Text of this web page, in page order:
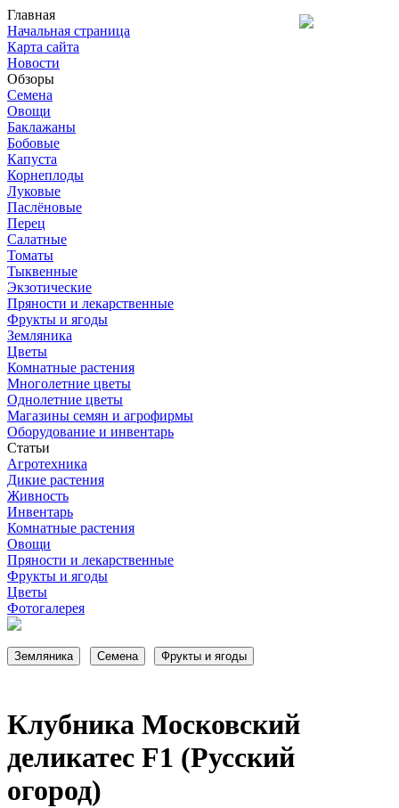
Главная
Начальная страница
Карта сайта
Новости
Обзоры
Семена
Овощи
Баклажаны
Бобовые
Капуста
Корнеплоды
Луковые
Паслёновые
Перец
Салатные
Томаты
Тыквенные
Экзотические
Пряности и лекарственные
Фрукты и ягоды
Земляника
Цветы
Комнатные растения
Многолетние цветы
Однолетние цветы
Магазины семян и агрофирмы
Оборудование и инвентарь
Статьи
Агротехника
Дикие растения
Живность
Инвентарь
Комнатные растения
Овощи
Пряности и лекарственные
Фрукты и ягоды
Цветы
Фотогалерея
Клубника Московский
деликатес F1 (Русский
огород)